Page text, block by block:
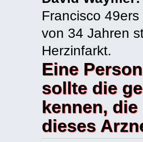
Francisco
von 34 Jahren
Herzinfarkt.
Eine
sollte die
kennen,
dieses